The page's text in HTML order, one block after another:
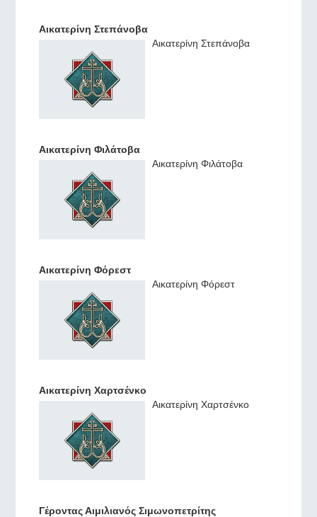
Αικατερίνη Στεπάνοβα
Αικατερίνη Στεπάνοβα
Αικατερίνη Φιλάτοβα
Αικατερίνη Φιλάτοβα
Αικατερίνη Φόρεστ
Αικατερίνη Φόρεστ
Αικατερίνη Χαρτσένκο
Αικατερίνη Χαρτσένκο
Γέροντας Αιμιλιανός Σιμωνοπετρίτης